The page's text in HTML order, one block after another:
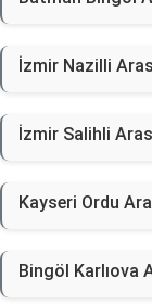
İzmir Nazilli
İzmir Salihli
Kayseri Ordu
Bingöl Karlıova